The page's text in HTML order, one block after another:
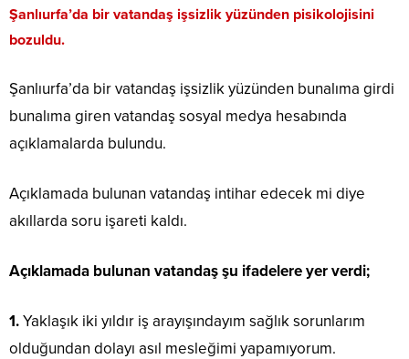
Şanlıurfa’da bir vatandaş işsizlik yüzünden pisikolojisini
bozuldu.
Şanlıurfa’da bir vatandaş işsizlik yüzünden bunalıma girdi
bunalıma giren vatandaş sosyal medya hesabında
açıklamalarda bulundu.
Açıklamada bulunan vatandaş intihar edecek mi diye
akıllarda soru işareti kaldı.
Açıklamada bulunan vatandaş şu ifadelere yer verdi;
1.Yaklaşık iki yıldır iş arayışındayım sağlık sorunlarım
olduğundan dolayı asıl mesleğimi yapamıyorum.